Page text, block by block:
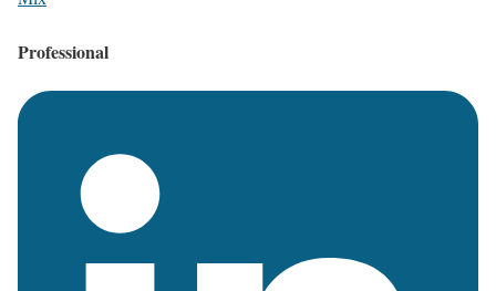
Professional